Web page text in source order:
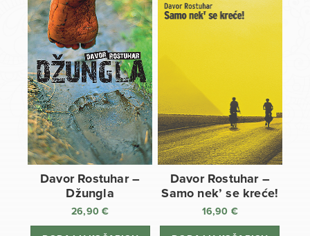
Davor Rostuhar –
Džungla
26,90€
Davor Rostuhar –
Samo nek’ se kreće!
16,90 €